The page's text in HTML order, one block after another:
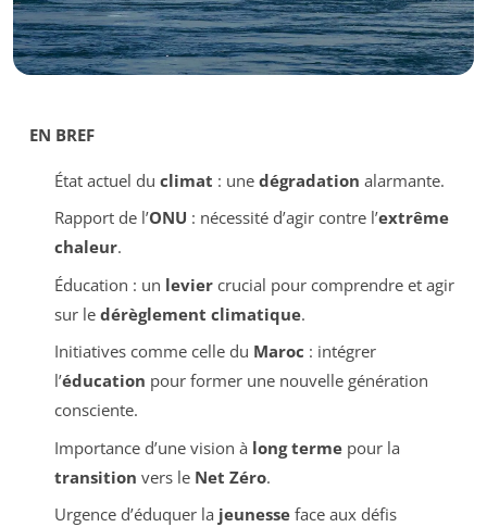
EN BREF
État actuel du climat : une dégradation alarmante.
Rapport de l’ONU : nécessité d’agir contre l’extrême
chaleur.
Éducation : un leviercrucial pour comprendre et agir
sur le dérèglement climatique.
Initiatives comme celle du Maroc : intégrer
l’éducation pour former une nouvelle génération
consciente.
Importance d’une vision à long termepour la
transition vers le Net Zéro.
Urgence d’éduquer la jeunesseface aux défis